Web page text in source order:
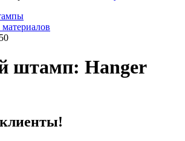
штамп: Hanger